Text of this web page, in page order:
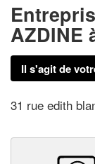
AZDINE
Il s'agit de
31 rue edith